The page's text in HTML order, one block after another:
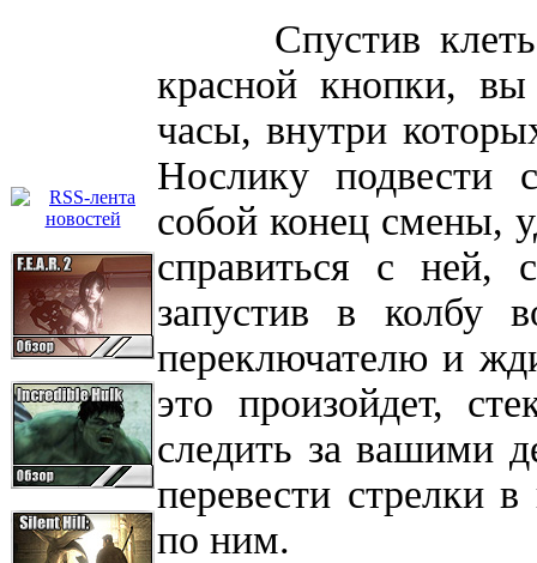
Спустив клеть с
красной кнопки, вы
часы, внутри
Нослику подвести
собой конец смены,
справиться с ней,
запустив в колбу
переключателю и
это произойдет,
следить за вашими
перевести стрелки
по ним.